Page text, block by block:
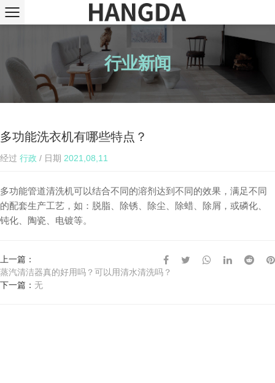
行业新闻
多功能洗衣机有哪些特点？
经过 行政 / 日期 2021,08,11
多功能管道清洗机可以结合不同的溶剂达到不同的效果，满足不同
的配套生产工艺，如：脱脂、除锈、除尘、除蜡、除屑，或磷化、
钝化、陶瓷、电镀等。
上一篇：
蒸汽清洁器真的好用吗？可以用清水清洗吗？
下一篇： 无